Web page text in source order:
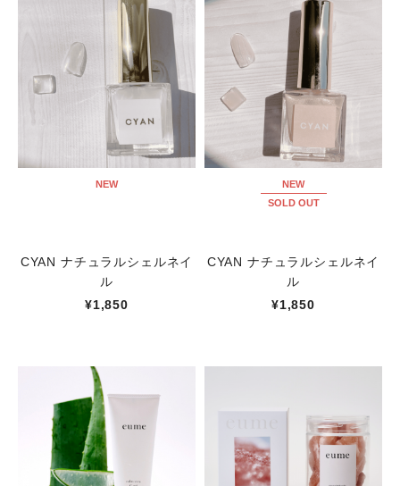
NEW
CYAN ナチュラルシェルネイ
ル
¥1,850
NEW
SOLD OUT
CYAN ナチュラルシェルネイ
ル
¥1,850